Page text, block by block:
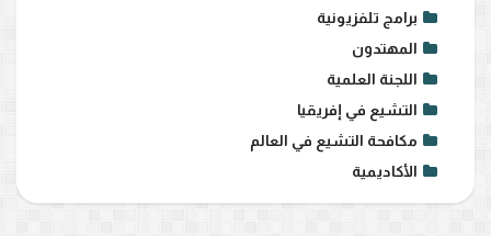
برامج تلفزيونية
المهتدون
اللجنة العلمية
التشيع في إفريقيا
مكافحة التشيع في العالم
الأكاديمية